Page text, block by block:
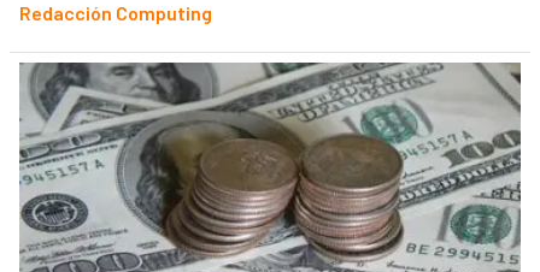
Redacción Computing